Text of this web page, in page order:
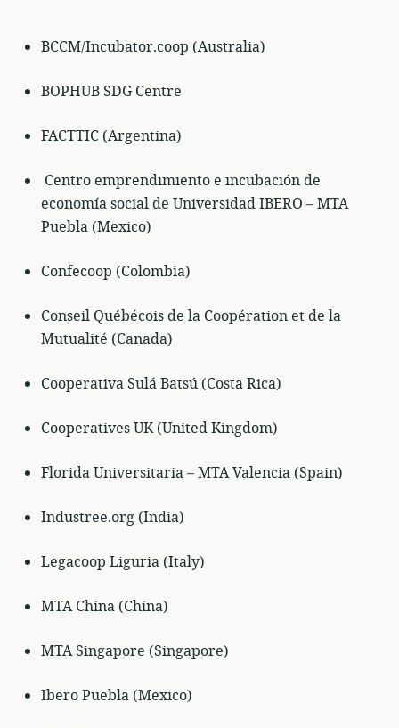
BCCM/Incubator.coop (Australia)
BOPHUB SDG Centre
FACTTIC (Argentina)
Centro emprendimiento e incubación de
economía social de Universidad IBERO – MTA
Puebla (Mexico)
Confecoop (Colombia)
Conseil Québécois de la Coopération et de la
Mutualité (Canada)
Cooperativa Sulá Batsú (Costa Rica)
Cooperatives UK (United Kingdom)
Florida Universitaria – MTA Valencia (Spain)
Industree.org (India)
Legacoop Liguria (Italy)
MTA China (China)
MTA Singapore (Singapore)
Ibero Puebla (Mexico)